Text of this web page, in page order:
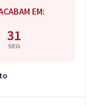
EM:
31
SEG